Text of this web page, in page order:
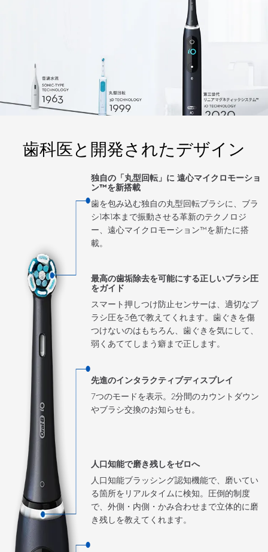
歯科医と開発されたデザイン
独自の「丸型回転」に 遠心マイクロモーショ
ン™を新搭載
歯を包み込む独自の丸型回転ブラシに、ブラ
シ1本1本まで振動させる革新のテクノロジ
ー、遠心マイクロモーション™を新たに搭
載。
最高の歯垢除去を可能にする正しいブラシ圧
をガイド
スマート押しつけ防止センサーは、適切なブ
ラシ圧を3色で教えてくれます。歯ぐきを傷
つけないのはもちろん、歯ぐきを気にして、
弱くあててしまう癖まで正します。
先進のインタラクティブディスプレイ
7つのモードを表示。2分間のカウントダウン
やブラシ交換のお知らせも。
人口知能で磨き残しをゼロへ
人口知能ブラッシング認知機能で、磨いてい
る箇所をリアルタイムに検知。圧倒的制度
で、外側・内側・かみ合わせまで立体的に磨
き残しを教えてくれます。